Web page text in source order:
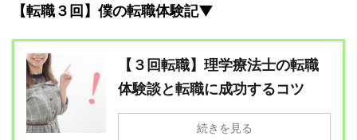
【転職３回】僕の転職体験記▼
【３回転職】理学療法士の転職
体験談と転職に成功するコツ
続きを見る